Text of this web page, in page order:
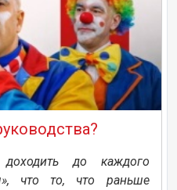
доходить до каждого
что то, что раньше